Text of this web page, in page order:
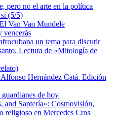
pero no el arte en la política
(5/5)
Van Van Mundele
vencerás
un tema para discutir
Lectura de «Mitología de
Hernández Catá. Edición
de hoy
and Santería»: Cosmovisión,
religioso en Mercedes Cros